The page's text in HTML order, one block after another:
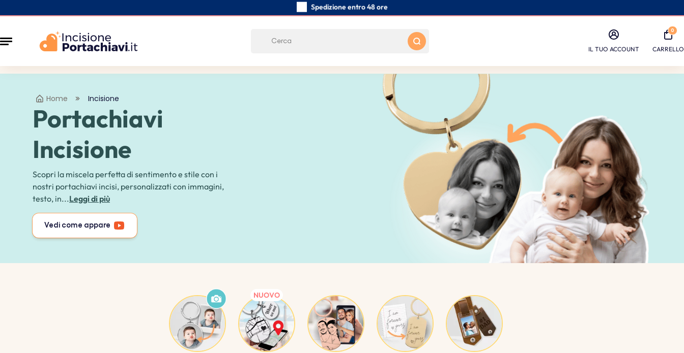
Spedizione entro 48 ore
IL TUO ACCOUNT
0
CARRELLO
Home Incisione
Portachiavi
Incisione
Scopri la miscela perfetta di sentimento e stile con i
nostri portachiavi incisi, personalizzati con immagini,
testo, in...Leggi di più
Vedi come appare